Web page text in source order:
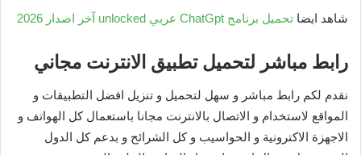
شاهد ايضا تحميل برنامج ChatGpt عربي unlocked آخر اصدار 2026
رابط مباشر لتحميل تطبيق الانترنت مجاني
نقدم لكم رابط مباشر و سهل لتحميل و تنزيل افضل التطبيقات و
المواقع لاستخدام و الاتصال بالانترنت مجانا باستعمال كل الهواتف و
الاجهزة الاكترونية و الحواسيب و كل الشرائح و بدعم كل الدول